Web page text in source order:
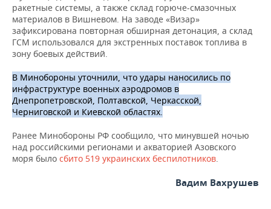
ракетные системы, а также склад горюче-смазочных
материалов в Вишневом. На заводе «Визар»
зафиксирована повторная обширная детонация, а склад
ГСМ использовался для экстренных поставок топлива в
зону боевых действий.
В Минобороны уточнили, что удары наносились по
инфраструктуре военных аэродромов в
Днепропетровской, Полтавской, Черкасской,
Черниговской и Киевской областях.
Ранее Минобороны РФ сообщило, что минувшей ночью
над российскими регионами и акваторией Азовского
моря было сбито 519 украинских беспилотников
Вадим Вахрушев